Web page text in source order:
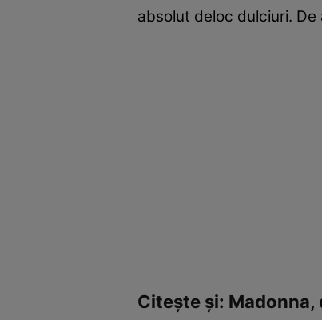
absolut deloc dulciuri.
Citeşte şi: Madonna,